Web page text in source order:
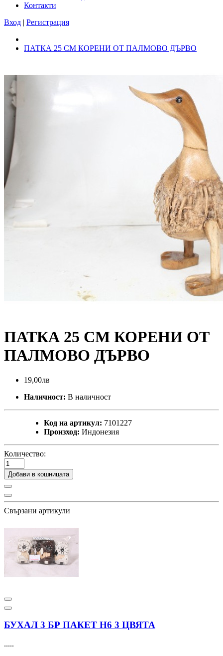
Контакти
Вход | Регистрация
ПАТКА 25 СМ КОРЕНИ ОТ ПАЛМОВО ДЪРВО
ПАТКА 25 СМ КОРЕНИ ОТ
ПАЛМОВО ДЪРВО
19,00лв
Наличност: В наличност
Код на артикул: 7101227
Произход: Индонезия
Количество:
Добави в кошницата
Свързани артикули
БУХАЛ 3 БР ПАКЕТ Н6 3 ЦВЯТА
.....